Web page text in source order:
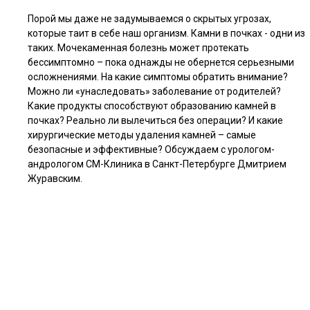
Порой мы даже не задумываемся о скрытых угрозах,
которые таит в себе наш организм. Камни в почках - одни из
таких. Мочекаменная болезнь может протекать
бессимптомно – пока однажды не обернется серьезными
осложнениями. На какие симптомы обратить внимание?
Можно ли «унаследовать» заболевание от родителей?
Какие продукты способствуют образованию камней в
почках? Реально ли вылечиться без операции? И какие
хирургические методы удаления камней – самые
безопасные и эффективные? Обсуждаем с урологом-
андрологом СМ-Клиника в Санкт-Петербурге Дмитрием
Журавским.